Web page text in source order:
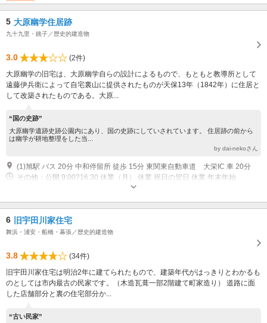
5 大原幽学住居跡
九十九里・銚子／歴史的建造物
3.0
(2件)
大原幽学の旧宅は、大原幽学自らの設計によるもので、もともと教導所として
遠藤伊兵衛によって自宅裏山に提供されたものが天保13年（1842年）に住居と
して改築されたものである。大原...
“国の史跡”
大原幽学遺跡史跡公園内にあり、国の史跡にしていされています。 住居跡の前から
は幽学が耕地整理をした当...
by dai-nekoさん
(1)旭駅 バス 20分 中和停留所 徒歩 15分 東関東自動車道 大栄IC 車 20分
その他：公開 9:00?16:30 休業（月） 休業 祝日の翌日 休業 年末年始
6 旧宇田川家住宅
舞浜・浦安・船橋・幕張／歴史的建造物
3.8
(34件)
旧宇田川家住宅は明治2年に建てられたもので、建築年代がはっきりとわかるも
のとしては市内最古の民家です。（木造瓦葺一部2階建て町家造り） 道路に面
した店舗部分と裏の住宅部分か...
“古い民家”